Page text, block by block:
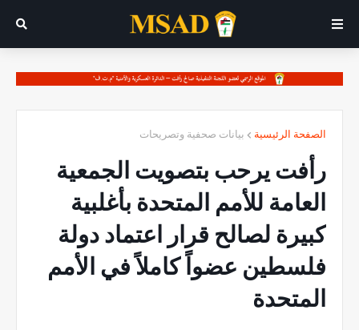
الصفحة الرئيسية بيانات صحفية وتصريحات
رأفت يرحب بتصويت الجمعية
العامة للأمم المتحدة بأغلبية
كبيرة لصالح قرار اعتماد دولة
فلسطين عضواً كاملاً في الأمم
المتحدة